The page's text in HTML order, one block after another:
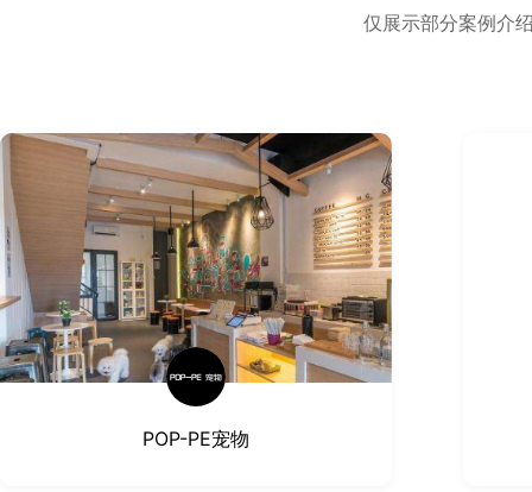
仅展示部分案例介
POP-PE宠物